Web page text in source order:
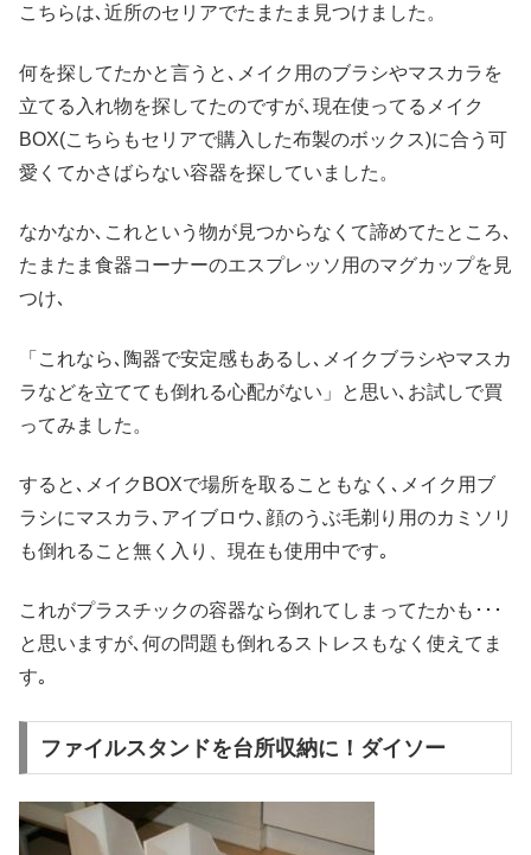
こちらは､近所のセリアでたまたま見つけました。
何を探してたかと言うと､メイク用のブラシやマスカラを
立てる入れ物を探してたのですが､現在使ってるメイク
BOX(こちらもセリアで購入した布製のボックス)に合う可
愛くてかさばらない容器を探していました。
なかなか､これという物が見つからなくて諦めてたところ､
たまたま食器コーナーのエスプレッソ用のマグカップを見
つけ､
「これなら､陶器で安定感もあるし､メイクブラシやマスカ
ラなどを立てても倒れる心配がない」と思い､お試しで買
ってみました。
すると､メイクBOXで場所を取ることもなく､メイク用ブ
ラシにマスカラ､アイブロウ､顔のうぶ毛剃り用のカミソリ
も倒れること無く入り、現在も使用中です｡
これがプラスチックの容器なら倒れてしまってたかも･･･
と思いますが､何の問題も倒れるストレスもなく使えてま
す｡
ファイルスタンドを台所収納に！ダイソー